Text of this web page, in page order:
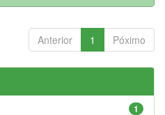
Anterior 1 Póximo
1